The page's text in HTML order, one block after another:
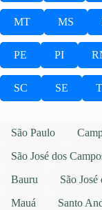
MT MS
PE PI
SC SE
São Paulo
São José dos
Bauru
São
Mauá
Santo